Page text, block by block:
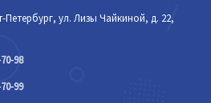
Петербург, ул. Лизы Чайкиной, д. 22,
98
99